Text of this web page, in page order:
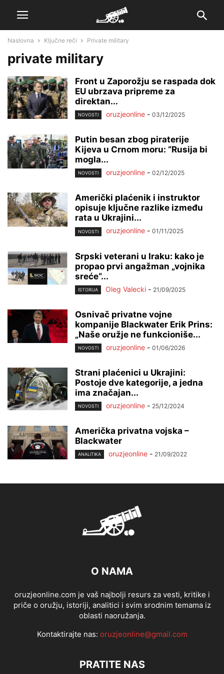
Naslovna Ključne reči Private military
private military
Front u Zaporožju se raspada dok
EU ubrzava pripreme za
direktan...
NOVOSTI oruzjeonline - 03/12/2025
Putin besan zbog piraterije
Kijeva u Crnom moru: “Rusija bi
mogla...
NOVOSTI oruzjeonline - 02/12/2025
Američki plaćenik i instruktor
opisuje ključne razlike između
rata u Ukrajini...
NOVOSTI oruzjeonline - 01/11/2025
Srpski veterani u Iraku: kako je
propao prvi angažman „vojnika
sreće“...
ISTORIJA Oleg Valecki - 21/09/2025
Osnivač privatne vojne
kompanije Blackwater Erik Prins:
„Naše oružje ne funkcioniše...
NOVOSTI oruzjeonline - 01/06/2026
Strani plaćenici u Ukrajini:
Postoje dve kategorije, a jedna
ima značajan...
NOVOSTI oruzjeonline - 25/12/2024
Američka privatna vojska –
Blackwater
ANALITIKA oruzjeonline - 21/09/2022
O NAMA
oruzjeonline.com je vaš najbolji resurs za vesti, kritike i
priče o oružju, istoriji, analitici i svim srodnim temama iz
oblasti naoružanja.
Kontaktirajte nas: oruzjeonline@gmail.com
PRATITE NAS